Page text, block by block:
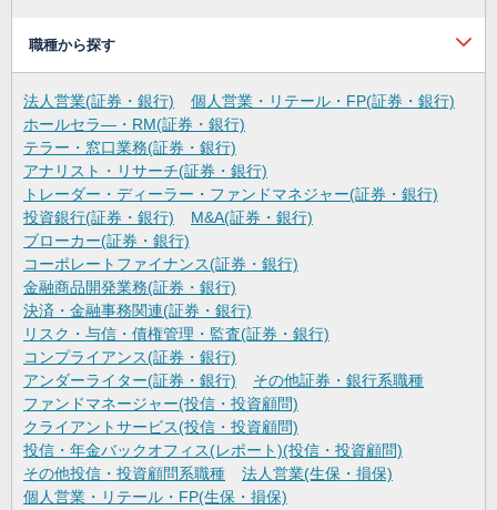
職種から探す
法人営業(証券・銀行)
個人営業・リテール・FP(証券・銀行)
ホールセラ―・RM(証券・銀行)
テラー・窓口業務(証券・銀行)
アナリスト・リサーチ(証券・銀行)
トレーダー・ディーラー・ファンドマネジャー(証券・銀行)
投資銀行(証券・銀行)
M&A(証券・銀行)
ブローカー(証券・銀行)
コーポレートファイナンス(証券・銀行)
金融商品開発業務(証券・銀行)
決済・金融事務関連(証券・銀行)
リスク・与信・債権管理・監査(証券・銀行)
コンプライアンス(証券・銀行)
アンダーライター(証券・銀行)
その他証券・銀行系職種
ファンドマネージャー(投信・投資顧問)
クライアントサービス(投信・投資顧問)
投信・年金バックオフィス(レポート)(投信・投資顧問)
その他投信・投資顧問系職種
法人営業(生保・損保)
個人営業・リテール・FP(生保・損保)